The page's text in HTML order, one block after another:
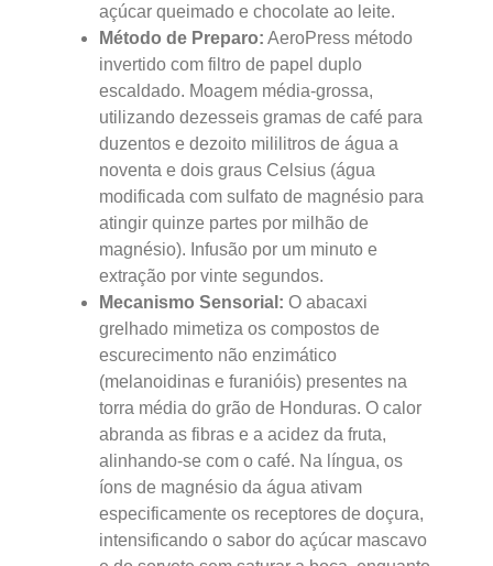
açúcar queimado e chocolate ao leite.
Método de Preparo: AeroPress método
invertido com filtro de papel duplo
escaldado. Moagem média-grossa,
utilizando dezesseis gramas de café para
duzentos e dezoito mililitros de água a
noventa e dois graus Celsius (água
modificada com sulfato de magnésio para
atingir quinze partes por milhão de
magnésio). Infusão por um minuto e
extração por vinte segundos.
Mecanismo Sensorial: O abacaxi
grelhado mimetiza os compostos de
escurecimento não enzimático
(melanoidinas e furanióis) presentes na
torra média do grão de Honduras. O calor
abranda as fibras e a acidez da fruta,
alinhando-se com o café. Na língua, os
íons de magnésio da água ativam
especificamente os receptores de doçura,
intensificando o sabor do açúcar mascavo